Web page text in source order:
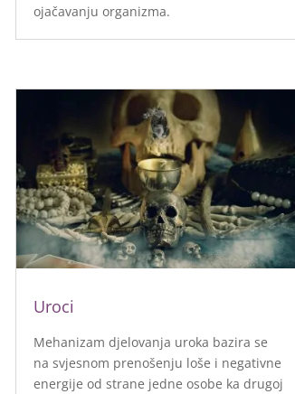
ojačavanju organizma.
Uroci
Mehanizam djelovanja uroka bazira se
na svjesnom prenošenju loše i negativne
energije od strane jedne osobe ka drugoj